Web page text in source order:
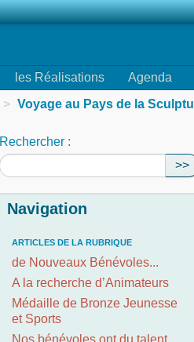
les Réalisations Agenda
> Voyage au Pays de la
Rechercher :
>>
Navigation
ARTICLES DE LA RUBRIQUE
de Nouveaux Bénévoles...
A la recherche d’Animateurs
Médaille de Bronze Jeunesse
et Sports
Nos bénévoles ont du talent